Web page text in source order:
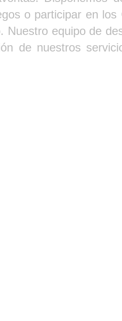
o participar en
Nuestro equipo de
de nuestros